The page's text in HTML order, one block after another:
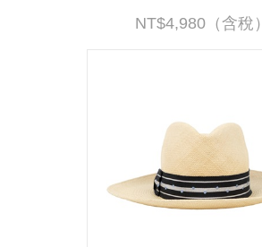
NT$4,980（含稅）